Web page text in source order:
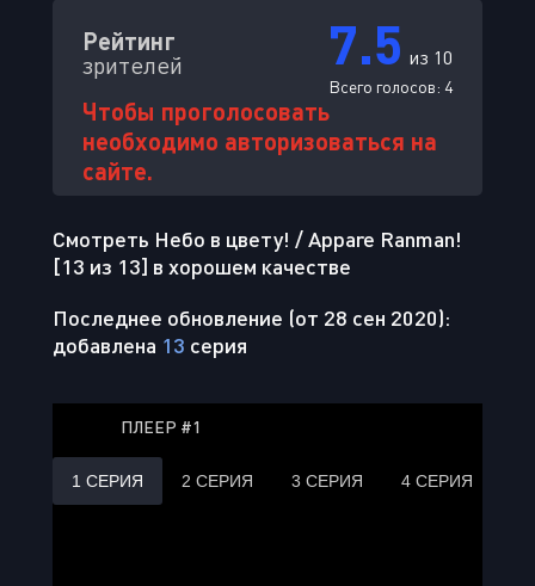
Рейтинг
зрителей 7.5 из 10
Всего голосов: 4
Чтобы проголосовать
необходимо авторизоваться на
сайте.
Смотреть Небо в цвету! / Appare Ranman!
[13 из 13] в хорошем качестве
Последнее обновление (от 28 сен 2020):
добавлена 13 серия
ПЛЕЕР #1